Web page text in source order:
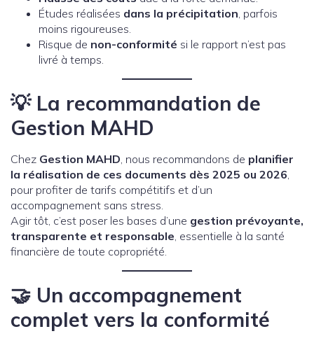
Études réalisées dans la précipitation, parfois
moins rigoureuses.
Risque de non-conformité si le rapport n’est pas
livré à temps.
💡 La recommandation de
Gestion MAHD
Chez Gestion MAHD, nous recommandons de planifier
la réalisation de ces documents dès 2025 ou 2026,
pour profiter de tarifs compétitifs et d’un
accompagnement sans stress.
Agir tôt, c’est poser les bases d’une gestion prévoyante,
transparente et responsable, essentielle à la santé
financière de toute copropriété.
🤝 Un accompagnement
complet vers la conformité